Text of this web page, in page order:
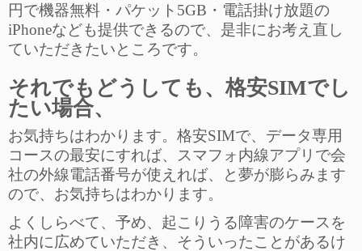
円で機器無料・パケット5GB・電話掛け放題の
iPhoneなども提供できるので、是非にお考え直し
ていただきたいところです。
それでもどうしても、格安SIMでし
たい場合、
お気持ちはわかります。格安SIMで、データ専用
コースの最安にすれば、スマフォ内線アプリで会
社の外線電話番号が使えれば、と夢が膨らみます
ので、お気持ちはわかります。
よくしらべて、予め、起こりうる障害のケースを
社内に広めていただき、そういったことがあるけ